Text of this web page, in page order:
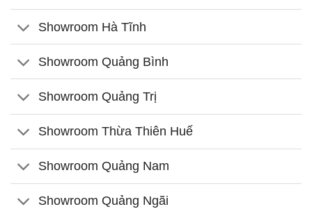
Showroom Hà Tĩnh
Showroom Quảng Bình
Showroom Quảng Trị
Showroom Thừa Thiên Huế
Showroom Quảng Nam
Showroom Quảng Ngãi